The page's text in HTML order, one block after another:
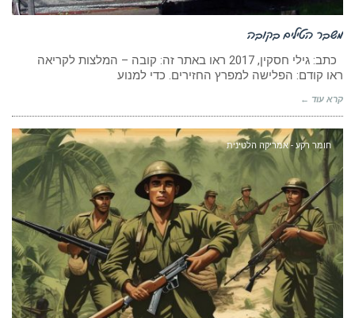
משבר הטילים בקובה
כתב: גילי חסקין, 2017 ראו באתר זה: קובה – המלצות לקריאה
ראו קודם: הפלישה למפרץ החזירים. כדי למנוע
קרא עוד ←
חומר רקע - אמריקה הלטינית